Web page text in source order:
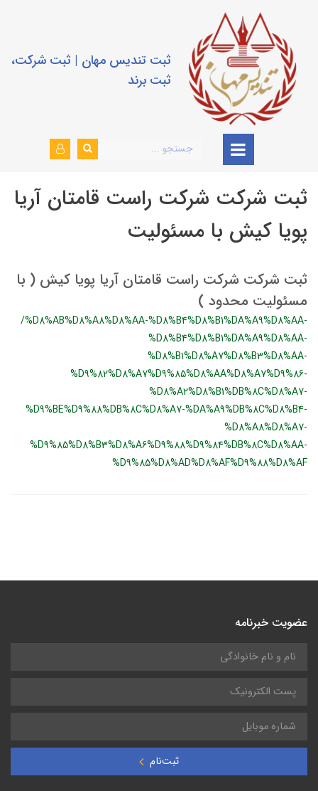
ثبت تندیس مهان | ثبت شرکت،
ثبت برند
ثبت شرکت شرکت راست قامتان آریا
پویا کیش با مسئولیت
ثبت شرکت شرکت راست قامتان آریا پویا کيش ( با
مسئوليت محدود )
/%D8%AB%D8%A8%D8%AA-%D8%B4%D8%B1%DA%A9%D8%AA-
%D8%B4%D8%B1%DA%A9%D8%AA-
%D8%B1%D8%A7%D8%B3%D8%AA-
%D9%82%D8%A7%D9%85%D8%AA%D8%A7%D9%86-
%D8%A2%D8%B1%DB%8C%D8%A7-
%D9%BE%D9%88%DB%8C%D8%A7-%DA%A9%DB%8C%D8%B4-
%D8%A8%D8%A7-
%D9%85%D8%B3%D8%A6%D9%88%D9%84%DB%8C%D8%AA-
%D9%85%D8%AD%D8%AF%D9%88%D8%AF
عضویت خبرنامه
ثبت‌نام